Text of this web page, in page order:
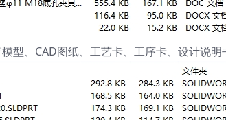
型、CAD图纸、工艺卡、工序卡、设计说明